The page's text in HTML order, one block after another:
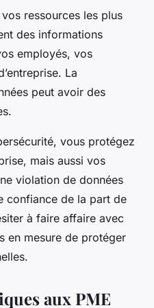
ressources les plus
des informations
employés, vos
La
peut avoir des
vous protégez
mais aussi vos
violation de données
confiance de la part de
à faire affaire avec
en mesure de protéger
aux PME